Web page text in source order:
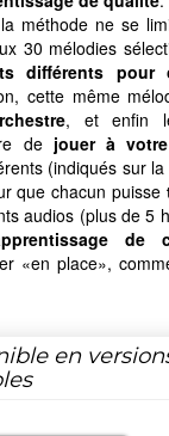
méthode ne se
30 mélodies
différents pour
cette même
, et enfin
de jouer à
(indiqués sur
que chacun puisse
audios (plus de 5
de
«en place»,
en